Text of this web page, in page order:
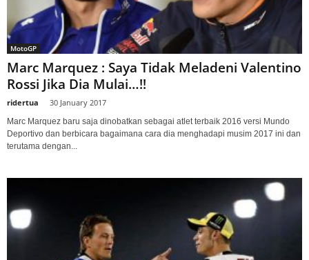
MotoGP
Marc Marquez : Saya Tidak Meladeni Valentino
Rossi Jika Dia Mulai…!!
ridertua 30 January 2017
Marc Marquez baru saja dinobatkan sebagai atlet terbaik 2016 versi Mundo
Deportivo dan berbicara bagaimana cara dia menghadapi musim 2017 ini dan
terutama dengan...